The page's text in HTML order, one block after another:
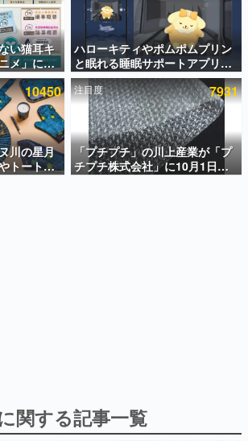
ムの企画書
ームクリエイターの方々に製作時のエピソードをお
、ヒットする企画（ゲーム）とは何か？を探ってい
。
語を解いてはいけない。『赫本』は、〈試験問題〉
した短編ホラー小説集です。
代に訊く
らのデジタルゲーム市場を担う若きクリエイター達
追い、彼らのルーツと情熱を探っていきます。
開発者・hamatsu氏がゲームの魅力を画面や操作の
な形から解き明かしていく、硬派で骨太な評論連載
い猫耳キ
メ」に視
見。違法
写も含め
す
ハローキティやポムポムプリン
と眠れる睡眠サポートアプリ
『ゆめたび』が配信中。キャラ
ごとのASMRや目覚ましアラー
ムも搭載
10450
川の星月
トートバ
7日21時よ
注目度 7931
「プチプチ」の川上産業が「プ
チプチ株式会社」に10月1日よ
り社名変更へ。創業58年で初め
関する記事一覧